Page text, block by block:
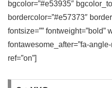
bgcolor=”#e53935″
bordercolor=”#e57373″
fontsize=”” fontweight=”bold”
fontawesome_after=”fa-
ref=”on”]